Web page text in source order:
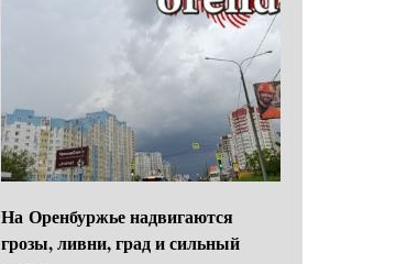
На Оренбуржье надвигаются
грозы, ливни, град и сильный